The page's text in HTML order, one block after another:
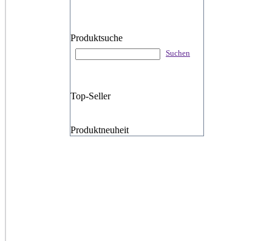
Produktsuche
Suchen
Top-Seller
Produktneuheit